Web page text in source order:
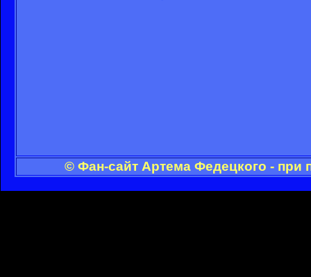
© Фан-сайт Артема Федецкого - при